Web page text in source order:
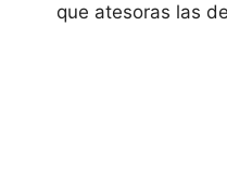
que atesoras las